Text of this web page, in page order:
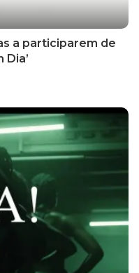
a participarem de
Dia’